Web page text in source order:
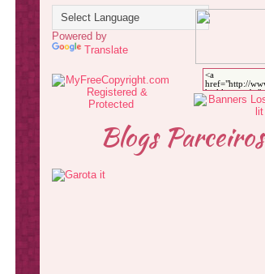
Powered by
Translate
Blogs Parceiros